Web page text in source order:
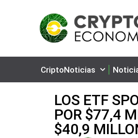
CriptoNoticias
LOS ETF
POR $77,4
$40,9